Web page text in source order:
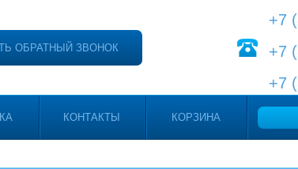
ОБРАТНЫЙ ЗВОНОК
+7
+7
+7
КОНТАКТЫ КОРЗИНА